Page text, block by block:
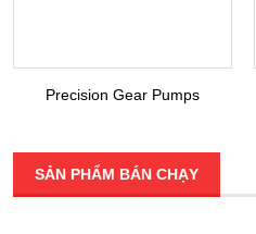
Precision Gear Pumps
SẢN PHẨM BÁN CHẠY